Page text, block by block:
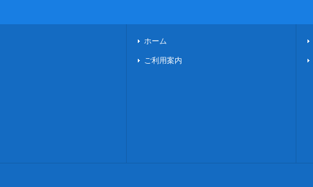
ホーム
ご利用案内